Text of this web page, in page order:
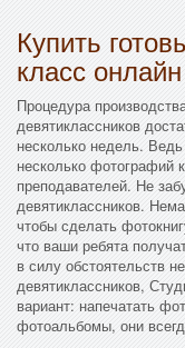
Купить
класс
Процедура
девятиклассников
несколько недель.
несколько фотографий
преподавателей. Не
девятиклассников.
чтобы сделать
что ваши ребята
в силу обстоятельств
девятиклассников,
вариант: напечатать
фотоальбомы, они